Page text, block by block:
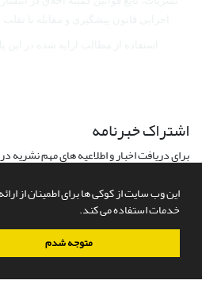
این وب سایت از کوکی ها برای اطمینان از
خدمات استفاده می کند.
متوجه شدم
اشتراک خبرنامه
برای دریافت اخبار و اطلاعیه های مهم
سامانه مدیریت نشریات علمی.طراحی و پیاده